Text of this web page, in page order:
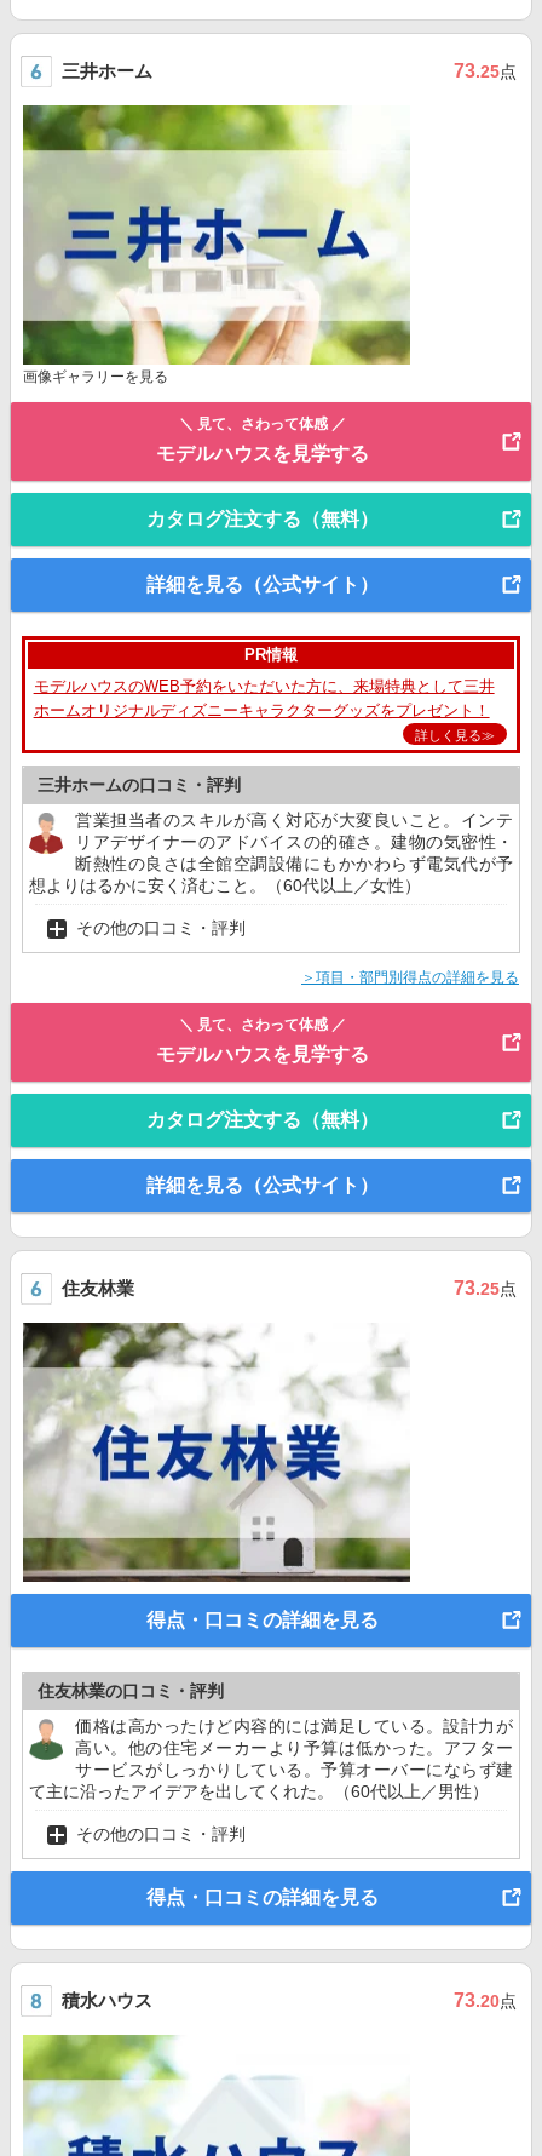
三井ホーム 73.25点
画像ギャラリーを見る
＼ 見て、さわって体感 ／
モデルハウスを見学する
カタログ注文する（無料）
詳細を見る（公式サイト）
PR情報
モデルハウスのWEB予約をいただいた方に、来場特典として三井
ホームオリジナルディズニーキャラクターグッズをプレゼント！
詳しく見る≫
三井ホームの口コミ・評判
営業担当者のスキルが高く対応が大変良いこと。インテ
リアデザイナーのアドバイスの的確さ。建物の気密性・
断熱性の良さは全館空調設備にもかかわらず電気代が予
想よりはるかに安く済むこと。（60代以上／女性）
その他の口コミ・評判
＞項目・部門別得点の詳細を見る
＼ 見て、さわって体感 ／
モデルハウスを見学する
カタログ注文する（無料）
詳細を見る（公式サイト）
住友林業 73.25点
得点・口コミの詳細を見る
住友林業の口コミ・評判
価格は高かったけど内容的には満足している。設計力が
高い。他の住宅メーカーより予算は低かった。アフター
サービスがしっかりしている。予算オーバーにならず建
て主に沿ったアイデアを出してくれた。（60代以上／男性）
その他の口コミ・評判
得点・口コミの詳細を見る
積水ハウス 73.20点